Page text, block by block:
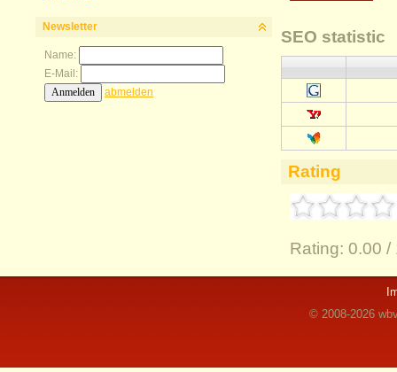
Newsletter
Name:
E-Mail:
abmelden
SEO statistic
Rating
Rating: 0.00 /
© 2008-2026